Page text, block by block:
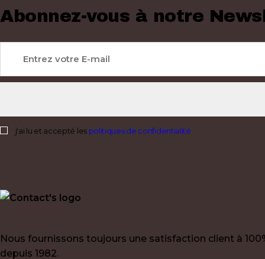
Abonnez-vous à notre
j'ai lu et accepté les politiques de confidentialité
Nous fournissons toujours une satisfaction client à
depuis 1982.